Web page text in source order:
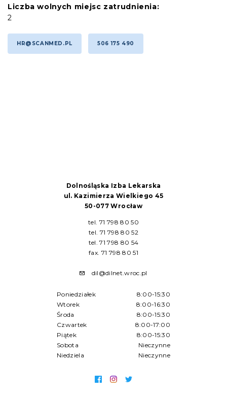
Liczba wolnych miejsc zatrudnienia:
2
HR@SCANMED.PL 506 175 490
Dolnośląska Izba Lekarska
ul. Kazimierza Wielkiego 45
50-077 Wrocław
tel. 71 798 80 50
tel. 71 798 80 52
tel. 71 798 80 54
fax. 71 798 80 51
dil@dilnet.wroc.pl
Poniedziałek
8:00-15:30
Wtorek
8:00-16:30
Środa
8:00-15:30
Czwartek
8:00-17:00
Piątek
8:00-15:30
Sobota
Nieczynne
Niedziela
Nieczynne